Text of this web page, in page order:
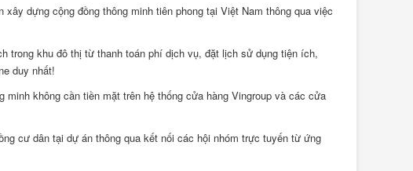
dựng cộng đồng thông minh tiên phong tại Việt Nam thông qua việc
trong khu đô thị từ thanh toán phí dịch vụ, đặt lịch sử dụng tiện ích,
duy nhất!
không cần tiền mặt trên hệ thống cửa hàng Vingroup và các cửa
cư dân tại dự án thông qua kết nối các hội nhóm trực tuyến từ ứng